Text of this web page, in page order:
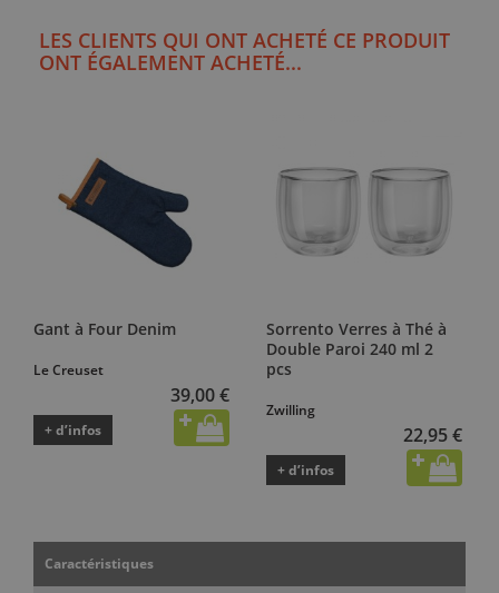
LES CLIENTS QUI ONT ACHETÉ CE PRODUIT
ONT ÉGALEMENT ACHETÉ...
Gant à Four Denim
Le Creuset
39,00 €
+ d’infos
Sorrento Verres à Thé à
Double Paroi 240 ml 2
pcs
Zwilling
22,95 €
+ d’infos
Caractéristiques